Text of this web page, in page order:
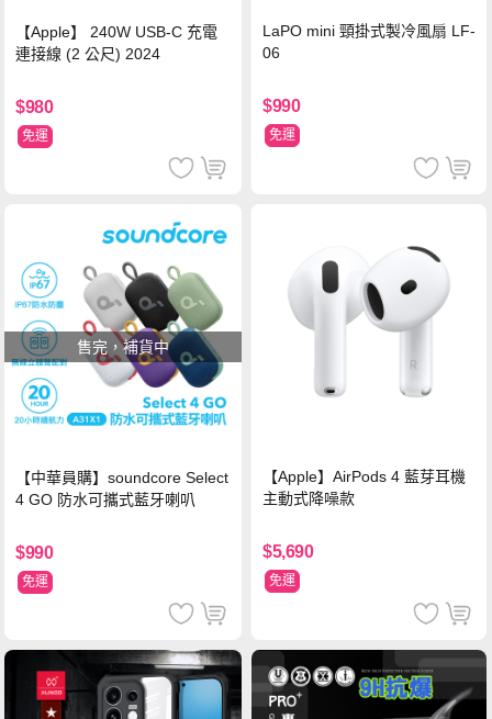
【Apple】 240W USB-C 充電
連接線 (2 公尺) 2024
$980
免運
LaPO mini 頸掛式製冷風扇 LF-
06
$990
免運
售完，補貨中
【中華員購】soundcore Select
4 GO 防水可攜式藍牙喇叭
$990
免運
【Apple】AirPods 4 藍芽耳機
主動式降噪款
$5,690
免運